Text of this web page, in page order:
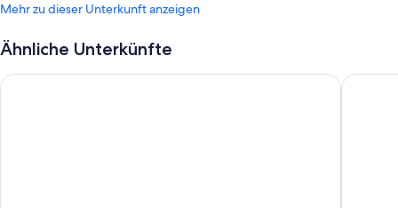
Mehr zu dieser Unterkunft anzeigen
Ähnliche Unterkünfte
Santa Barbara Golf And Ocean Club Royal